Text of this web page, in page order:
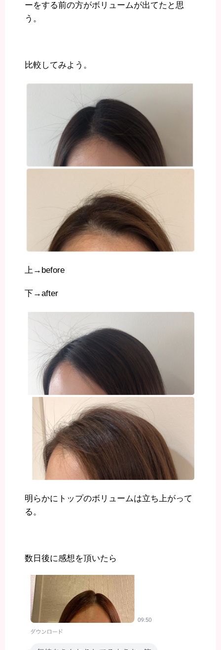
ーをする前の方がボリュームが出てたと思
う。
比較してみよう。
上→before
下→after
明らかにトップのボリュームは立ち上がって
る。
数日後に感想を頂いたら